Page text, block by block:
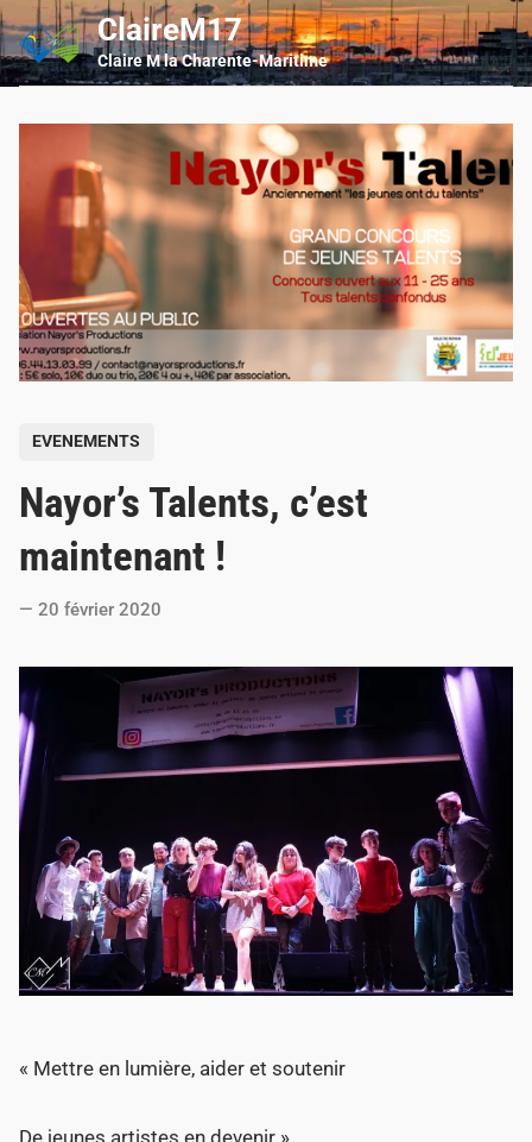
Skip
to
content
ClaireM17
Claire M la Charente-Maritime
Main
Menu
s
e
d
n
EVENEMENTS
Nayor’s Talents, c’est
maintenant !
20 février 2020
« Mettre en lumière, aider et soutenir